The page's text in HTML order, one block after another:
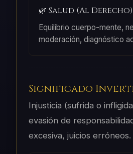
🌿 Salud (Al Derecho)
Equilibrio cuerpo-mente,
moderación, diagnóstico
Significado
Injusticia (sufrida o
evasión de
excesiva, juicios erróneos.